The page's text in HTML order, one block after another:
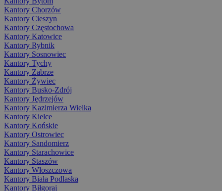
Kantory Chorzów
Kantory Cieszyn
Kantory Częstochowa
Kantory Katowice
Kantory Rybnik
Kantory Sosnowiec
Kantory Tychy
Kantory Zabrze
Kantory Żywiec
Kantory Busko-Zdrój
Kantory Jędrzejów
Kantory Kazimierza Wielka
Kantory Kielce
Kantory Końskie
Kantory Ostrowiec
Kantory Sandomierz
Kantory Starachowice
Kantory Staszów
Kantory Włoszczowa
Kantory Biała Podlaska
Kantory Biłgoraj